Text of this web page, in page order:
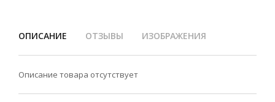
ОПИСАНИЕ ОТЗЫВЫ ИЗОБРАЖЕНИЯ
Описание товара отсутствует